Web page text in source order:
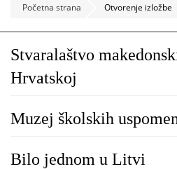
Početna strana Otvorenje izložbe
Stvaralaštvo
Hrvatskoj
Muzej školskih
Bilo jednom u Litvi